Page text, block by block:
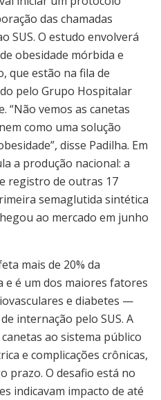
das chamadas
SUS. O estudo envolverá
obesidade mórbida e
que estão na fila de
pelo Grupo Hospitalar
“Não vemos as canetas
como uma solução
disse Padilha. Em
a produção nacional: a
registro de outras 17
semaglutida sintética
ao mercado em junho
mais de 20% da
é um dos maiores fatores
e diabetes —
internação pelo SUS. A
ao sistema público
e complicações crônicas,
prazo. O desafio está no
indicavam impacto de até